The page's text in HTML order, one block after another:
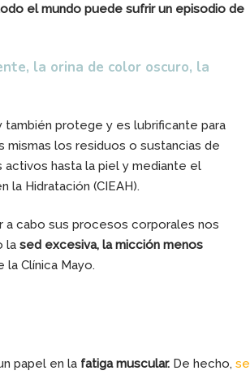
el mundo puede sufrir un episodio de
la orina de color oscuro, la
protege y es lubrificante para
los residuos o sustancias de
hasta la piel y mediante el
la Hidratación (CIEAH).
a cabo sus procesos corporales nos
la sed excesiva, la micción menos
la Clínica Mayo.
papel en la fatiga muscular. De hecho, se